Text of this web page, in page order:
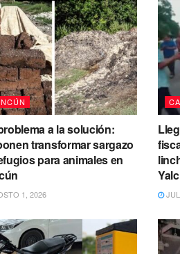
a la solución:
transformar sargazo
para animales en
1, 2026